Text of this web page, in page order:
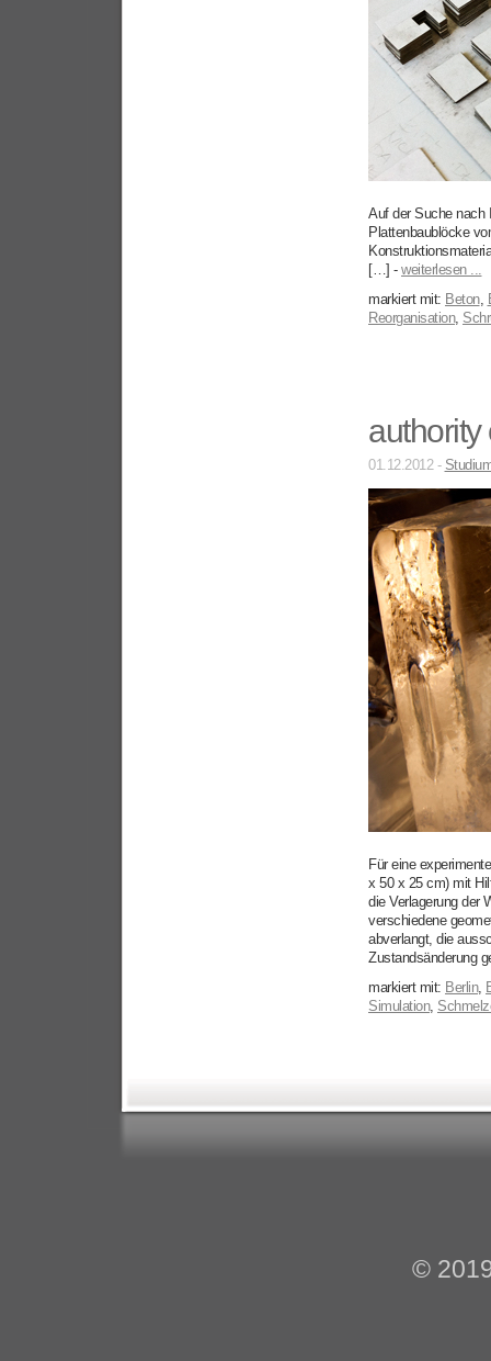
Auf der Suche nach
Plattenbaublöcke
[…] - weiterlesen ...
markiert mit: Beton,
Reorganisation,
authority
01.12.2012 -
Für eine
x 50 x 25 cm) mit
die Verlagerung der
verschiedene
abverlangt, die
Zustandsänderung
markiert mit: Berlin,
Simulation,
©